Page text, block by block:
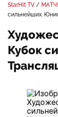
StarHit TV
сильнейших.
Кубок